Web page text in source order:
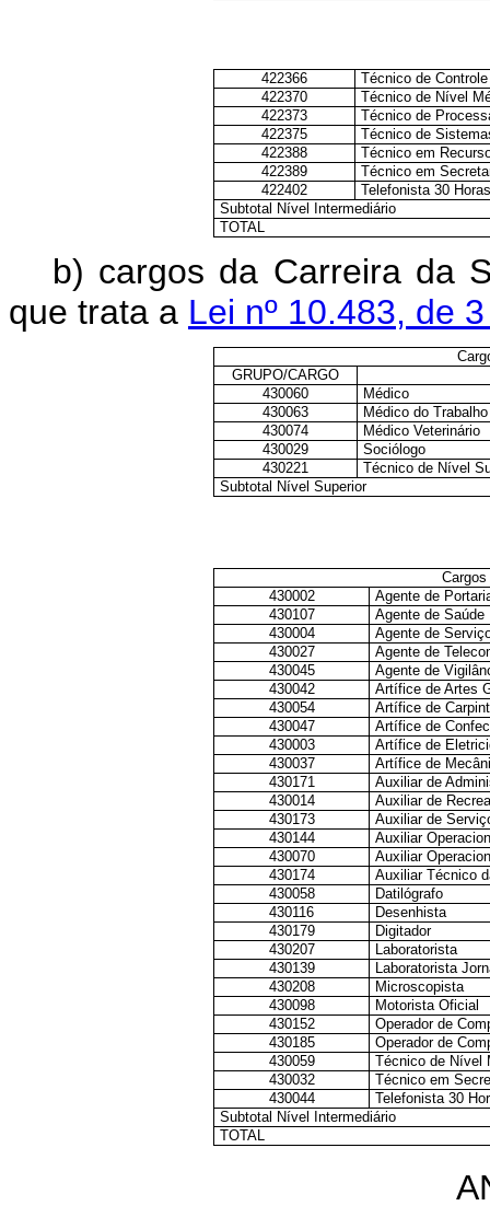
422366
Técnico de
422370
Técnico de Nível
422373
Técnico de
422375
Técnico de
422388
Técnico em
422389
Técnico em
422402
Telefonista 30 Horas
Subtotal Nível Intermediário
TOTAL
b) cargos da Carreira da
que trata a Lei nº 10.483, de
GRUPO/CARGO
430060
Médico
430063
Médico do Trabalho
430074
Médico Veterinário
430029
Sociólogo
430221
Técnico de Nível
Subtotal Nível Superior
430002
Agente de
430107
Agente de Saúde
430004
Agente de
430027
Agente de
430045
Agente de
430042
Artífice de Artes
430054
Artífice de
430047
Artífice de
430003
Artífice de
430037
Artífice de
430171
Auxiliar de
430014
Auxiliar de
430173
Auxiliar de
430144
Auxiliar
430070
Auxiliar
430174
Auxiliar Técnico
430058
Datilógrafo
430116
Desenhista
430179
Digitador
430207
Laboratorista
430139
Laboratorista
430208
Microscopista
430098
Motorista Oficial
430152
Operador de
430185
Operador de
430059
Técnico de Nível
430032
Técnico em
430044
Telefonista 30
Subtotal Nível Intermediário
TOTAL